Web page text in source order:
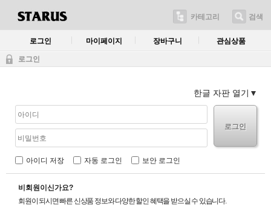
카테고리 검색
로그인 마이페이지 장바구니 관심상품
로그인
한글 자판 열기
로그인
아이디 저장 자동 로그인 보안 로그인
비회원이신가요?
회원이 되시면 빠른 신상품 정보와 다양한 할인 혜택을 받으실 수 있습니다.